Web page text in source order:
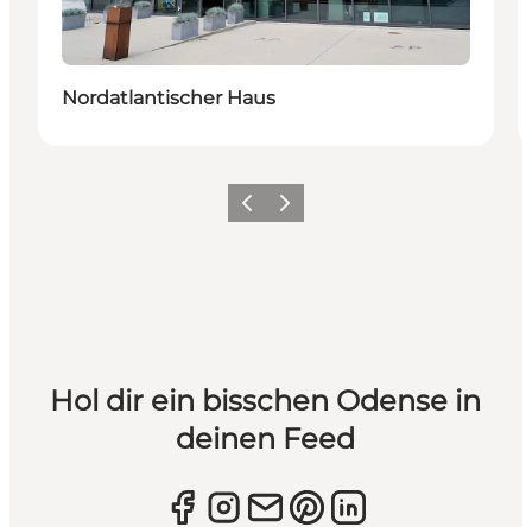
Nordatlantischer Haus
ZurückWeiter
Hol dir ein bisschen Odense in
deinen Feed